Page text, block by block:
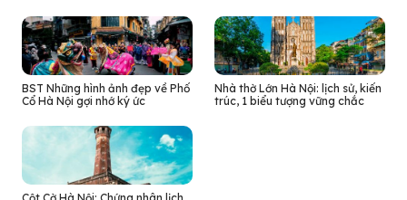
BST Những hình ảnh đẹp về Phố
Cổ Hà Nội gợi nhớ ký ức
Nhà thờ Lớn Hà Nội: lịch sử, kiến
trúc, 1 biểu tượng vững chắc